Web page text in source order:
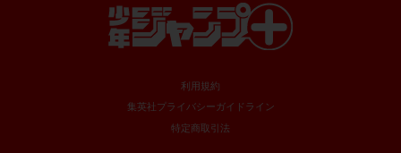
利用規約
集英社プライバシーガイドライン
特定商取引法